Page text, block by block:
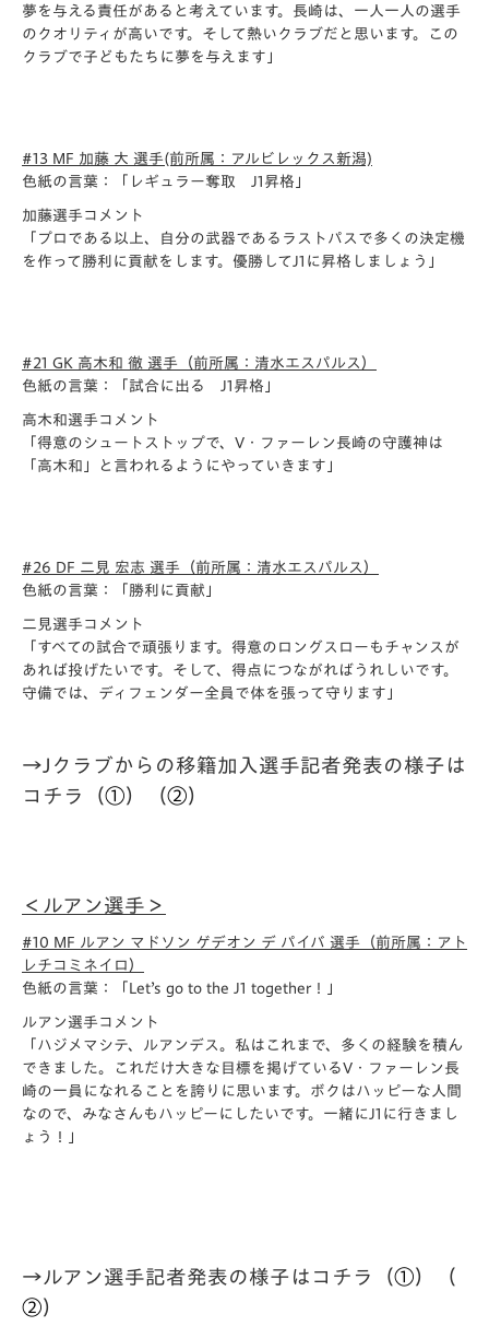
夢を与える責任があると考えていま す。長崎は、一人一人の選手
のクオリティが高いです。そして熱いクラブだと思います。この
クラブで子どもたちに夢を与えます」
#13 MF 加藤 大 選手(前所属：アルビレックス新潟)
色紙の言葉：「レギュラー奪取 J1昇格」
加藤選手コメント
「プロである以上、
自分の武器であるラストパスで多くの決定機
を作って勝利に貢献を します。優勝してJ1に昇格しましょう」
#21 GK 高木和 徹 選手（前所属：清水エスパルス）
色紙の言葉：「試合に出る J1昇格」
高木和選手コメント
「得意のシュートストップで、V・ファーレン長崎の守護神は
「高木和」
と言われるようにやっていきます」
#26 DF 二見 宏志 選手（前所属：清水エスパルス）
色紙の言葉：「勝利に貢献」
二見選手コメント
「すべての試合で頑張ります。得意のロングスローもチャンスが
あれば投げたいです。そして、得点につながればうれしいです。
守備では、ディフェンダー全員で体を張って守ります」
→Jクラブからの移籍加入選手記者発表の様子は
コチラ（①）（②）
＜ルアン選手＞
#10 MF ルアン マドソン ゲデオン デ パイバ 選手（前所属：アト
レチコミネイロ）
色紙の言葉：「Let’s go to the J1 together！」
ルアン選手コメント
「ハジメマシテ、ルアンデス。私はこれまで、多くの経験を積ん
できました。これだけ大きな目標を掲げているV・ ファーレン長
崎の一員になれることを誇りに思います。ボクはハッピーな人間
なので、みなさんもハッピーにしたいです。一緒にJ1に行きまし
ょう！」
→ルアン選手記者発表の様子はコチラ（①）（
②）